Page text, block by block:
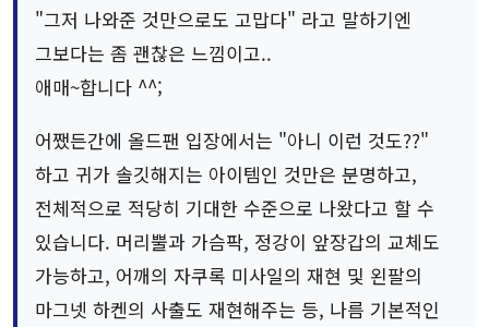
"그저 나와준 것만으로도 고맙다" 라고 말하기엔
그보다는 좀 괜찮은 느낌이고..
애매~합니다 ^^;
어쨌든간에 올드팬 입장에서는 "아니 이런 것도??"
하고 귀가 솔깃해지는 아이템인 것만은 분명하고,
전체적으로 적당히 기대한 수준으로 나왔다고 할 수
있습니다. 머리뿔과 가슴팍, 정강이 앞장갑의 교체도
가능하고, 어깨의 자쿠록 미사일의 재현 및 왼팔의
마그넷 하켄의 사출도 재현해주는 등, 나름 기본적인